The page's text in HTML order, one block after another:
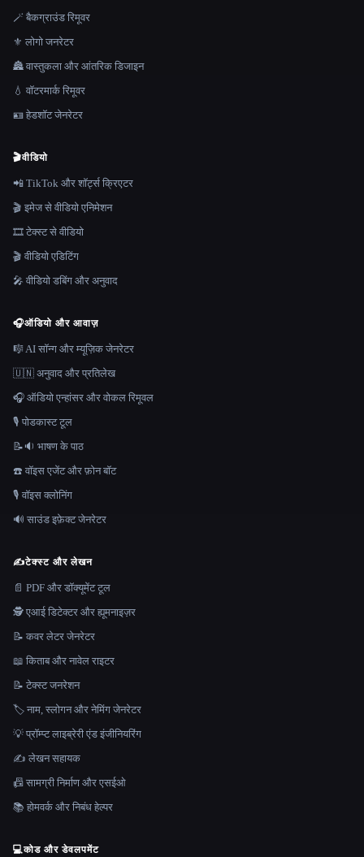
🪄 बैकग्राउंड रिमूवर
⚜️ लोगो जनरेटर
🏯 वास्तुकला और आंतरिक डिजाइन
💧 वॉटरमार्क रिमूवर
🪪 हेडशॉट जेनरेटर
🎬वीडियो
📲 TikTok और शॉर्ट्स क्रिएटर
🎬 इमेज से वीडियो एनिमेशन
🎞️ टेक्स्ट से वीडियो
🎬 वीडियो एडिटिंग
🎤 वीडियो डबिंग और अनुवाद
🎧ऑडियो और आवाज़
🎼 AI सॉन्ग और म्यूज़िक जेनरेटर
🇺🇳 अनुवाद और प्रतिलेख
🎧 ऑडियो एन्हांसर और वोकल रिमूवल
🎙️ पोडकास्ट टूल
📝🔉 भाषण के पाठ
☎️ वॉइस एजेंट और फ़ोन बॉट
🎙️ वॉइस क्लोनिंग
🔊 साउंड इफ़ेक्ट जेनरेटर
✍️टेक्स्ट और लेखन
📄 PDF और डॉक्यूमेंट टूल
🕵️ एआई डिटेक्टर और ह्यूमनाइज़र
📝 कवर लेटर जेनरेटर
📖 किताब और नावेल राइटर
📝 टेक्स्ट जनरेशन
🏷️ नाम, स्लोगन और नेमिंग जेनरेटर
💡 प्रॉम्प्ट लाइब्रेरी एंड इंजीनियरिंग
✍️ लेखन सहायक
📠 सामग्री निर्माण और एसईओ
📚 होमवर्क और निबंध हेल्पर
💻कोड और डेवलपमेंट